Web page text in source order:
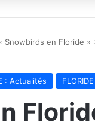
Snowbirds en Floride
: Actualités